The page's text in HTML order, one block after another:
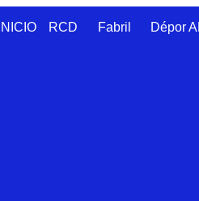
INICIO RCD Fabril Dépor